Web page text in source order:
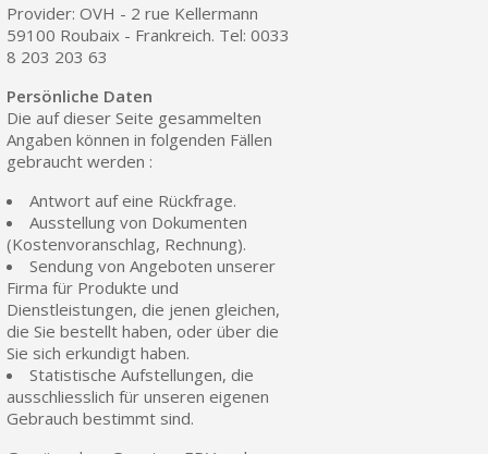
Provider: OVH - 2 rue Kellermann
59100 Roubaix - Frankreich. Tel: 0033
8 203 203 63
Persönliche Daten
Die auf dieser Seite gesammelten
Angaben können in folgenden Fällen
gebraucht werden :
Antwort auf eine Rückfrage.
Ausstellung von Dokumenten
(Kostenvoranschlag, Rechnung).
Sendung von Angeboten unserer
Firma für Produkte und
Dienstleistungen, die jenen gleichen,
die Sie bestellt haben, oder über die
Sie sich erkundigt haben.
Statistische Aufstellungen, die
ausschliesslich für unseren eigenen
Gebrauch bestimmt sind.